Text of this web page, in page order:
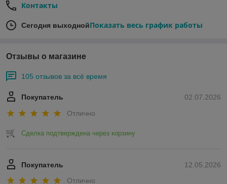
Контакты
Сегодня выходнойПоказать весь график работы
Отзывы о магазине
105 отзывов за всё время
02.07.2026
Покупатель
Отлично
Сделка подтверждена через корзину
12.05.2026
Покупатель
Отлично